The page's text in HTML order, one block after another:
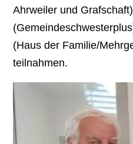
Ahrweiler und
(Haus der Familie/
teilnahmen.